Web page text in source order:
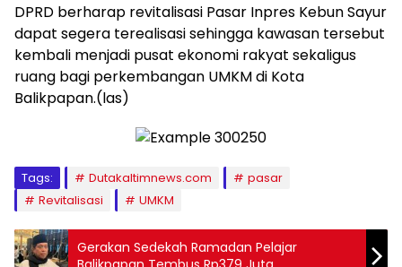
DPRD berharap revitalisasi Pasar Inpres Kebun Sayur
dapat segera terealisasi sehingga kawasan tersebut
kembali menjadi pusat ekonomi rakyat sekaligus
ruang bagi perkembangan UMKM di Kota
Balikpapan.(las)
Tags: Dutakaltimnews.com
pasar
Revitalisasi
UMKM
Gerakan Sedekah Ramadan Pelajar